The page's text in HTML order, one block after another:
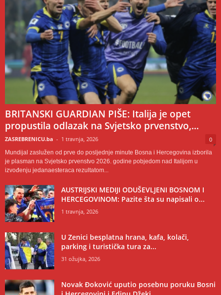
BRITANSKI GUARDIAN PIŠE: Italija je opet
propustila odlazak na Svjetsko prvenstvo,...
ZASREBRENICU.ba - 1 travnja, 2026 0
Mundijal zaslužen od prve do posljednje minute Bosna i Hercegovina izborila
je plasman na Svjetsko prvenstvo 2026. godine pobjedom nad Italijom u
izvođenju jedanaesteraca rezultatom...
AUSTRIJSKI MEDIJI ODUŠEVLJENI BOSNOM I
HERCEGOVINOM: Pazite šta su napisali o...
1 travnja, 2026
U Zenici besplatna hrana, kafa, kolači,
parking i turistička tura za...
31 ožujka, 2026
Novak Đoković uputio posebnu poruku Bosni